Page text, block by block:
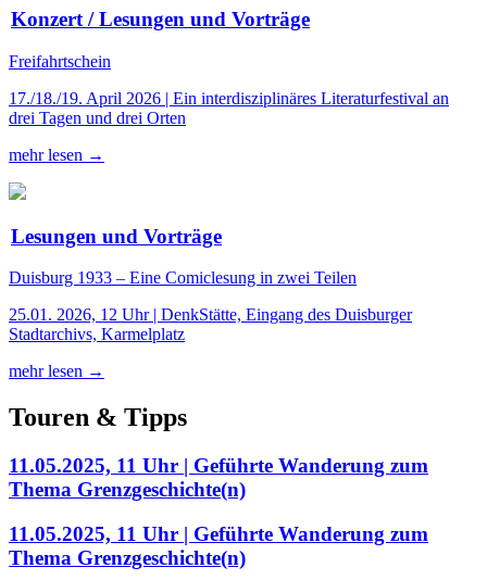
Konzert / Lesungen und Vorträge
Freifahrtschein
17./18./19. April 2026 | Ein interdisziplinäres Literaturfestival an
drei Tagen und drei Orten
mehr lesen →
Lesungen und Vorträge
Duisburg 1933 – Eine Comiclesung in zwei Teilen
25.01. 2026, 12 Uhr | DenkStätte, Eingang des Duisburger
Stadtarchivs, Karmelplatz
mehr lesen →
Touren & Tipps
11.05.2025, 11 Uhr | Geführte Wanderung zum
Thema Grenzgeschichte(n)
11.05.2025, 11 Uhr | Geführte Wanderung zum
Thema Grenzgeschichte(n)